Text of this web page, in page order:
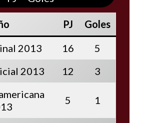
PJ
Goles
2013
16
5
2013
12
3
5 1